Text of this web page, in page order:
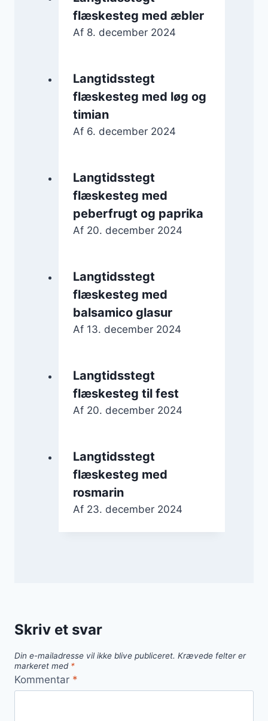
flæskesteg med æbler
Af 8. december 2024
Langtidsstegt
flæskesteg med løg og
timian
Af 6. december 2024
Langtidsstegt
flæskesteg med
peberfrugt og paprika
Af 20. december 2024
Langtidsstegt
flæskesteg med
balsamico glasur
Af 13. december 2024
Langtidsstegt
flæskesteg til fest
Af 20. december 2024
Langtidsstegt
flæskesteg med
rosmarin
Af 23. december 2024
Skriv et svar
Din e-mailadresse vil ikke blive publiceret. Krævede felter er
markeret med *
Kommentar *